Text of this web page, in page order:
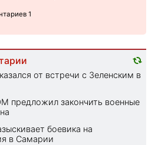
1
от встречи с Зеленским в
предложил закончить военные
боевика на
в Самарии